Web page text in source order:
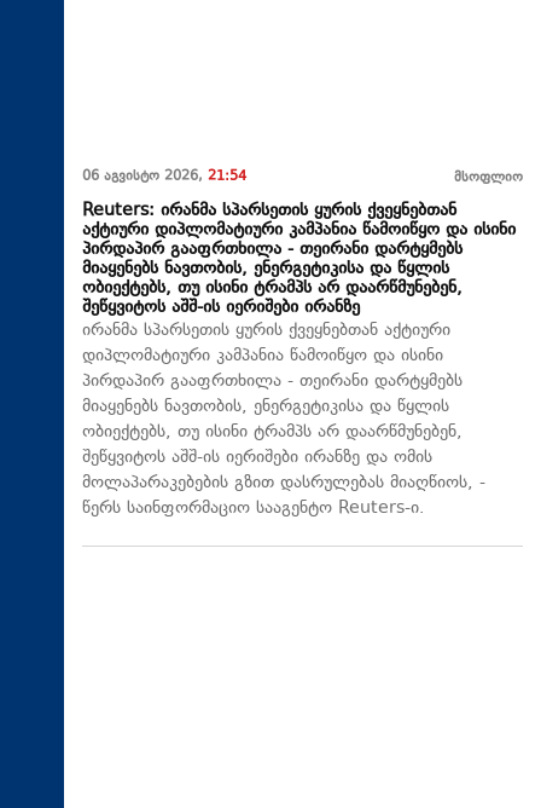
06 აგვისტო 2026, 21:54 მსოფლიო
Reuters: ირანმა სპარსეთის ყურის ქვეყნებთან
აქტიური დიპლომატიური კამპანია წამოიწყო და ისინი
პირდაპირ გააფრთხილა - თეირანი დარტყმებს
მიაყენებს ნავთობის, ენერგეტიკისა და წყლის
ობიექტებს, თუ ისინი ტრამპს არ დაარწმუნებენ,
შეწყვიტოს აშშ-ის იერიშები ირანზე
ირანმა სპარსეთის ყურის ქვეყნებთან აქტიური
დიპლომატიური კამპანია წამოიწყო და ისინი
პირდაპირ გააფრთხილა - თეირანი დარტყმებს
მიაყენებს ნავთობის, ენერგეტიკისა და წყლის
ობიექტებს, თუ ისინი ტრამპს არ დაარწმუნებენ,
შეწყვიტოს აშშ-ის იერიშები ირანზე და ომის
მოლაპარაკებების გზით დასრულებას მიაღწიოს, -
წერს საინფორმაციო სააგენტო Reuters-ი.